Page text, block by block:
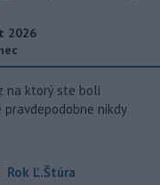
2026
na ktorý ste boli
nikdy
Rok Ľ.Štúra